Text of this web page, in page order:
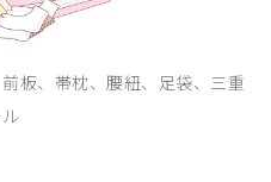
板、帯枕、腰紐、足袋、三重